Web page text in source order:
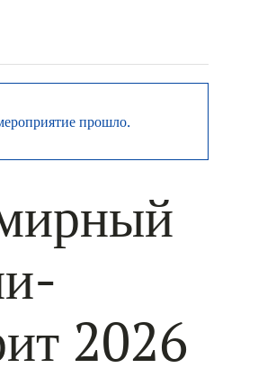
прошло.
2026